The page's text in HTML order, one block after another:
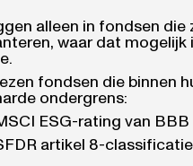
alleen in fondsen
waar dat mogelijk
fondsen die binnen
ondergrens:
ESG-rating van BBB
artikel 8-